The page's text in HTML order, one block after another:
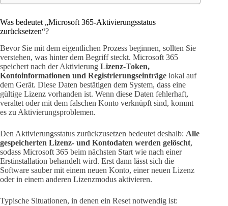
Was bedeutet „Microsoft 365-Aktivierungsstatus
zurücksetzen“?
Bevor Sie mit dem eigentlichen Prozess beginnen, sollten Sie
verstehen, was hinter dem Begriff steckt. Microsoft 365
speichert nach der Aktivierung Lizenz-Token,
Kontoinformationen und Registrierungseinträge lokal auf
dem Gerät. Diese Daten bestätigen dem System, dass eine
gültige Lizenz vorhanden ist. Wenn diese Daten fehlerhaft,
veraltet oder mit dem falschen Konto verknüpft sind, kommt
es zu Aktivierungsproblemen.
Den Aktivierungsstatus zurückzusetzen bedeutet deshalb: Alle
gespeicherten Lizenz- und Kontodaten werden gelöscht,
sodass Microsoft 365 beim nächsten Start wie nach einer
Erstinstallation behandelt wird. Erst dann lässt sich die
Software sauber mit einem neuen Konto, einer neuen Lizenz
oder in einem anderen Lizenzmodus aktivieren.
Typische Situationen, in denen ein Reset notwendig ist: